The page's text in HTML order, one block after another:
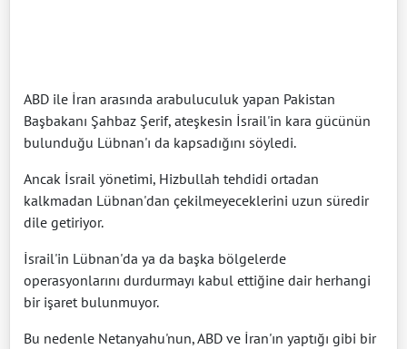
ABD ile İran arasında arabuluculuk yapan Pakistan
Başbakanı Şahbaz Şerif, ateşkesin İsrail'in kara gücünün
bulunduğu Lübnan'ı da kapsadığını söyledi.
Ancak İsrail yönetimi, Hizbullah tehdidi ortadan
kalkmadan Lübnan'dan çekilmeyeceklerini uzun süredir
dile getiriyor.
İsrail'in Lübnan'da ya da başka bölgelerde
operasyonlarını durdurmayı kabul ettiğine dair herhangi
bir işaret bulunmuyor.
Bu nedenle Netanyahu'nun, ABD ve İran'ın yaptığı gibi bir